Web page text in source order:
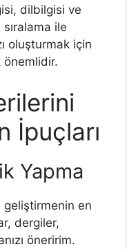
dilbilgisi ve
ile
oluşturmak için
İpuçları
Yapma
geliştirmenin en
dergiler,
öneririm.